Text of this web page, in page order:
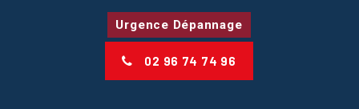
Urgence Dépannage
02 96 74 74 96